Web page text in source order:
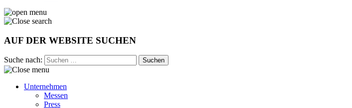
AUF DER WEBSITE SUCHEN
Suche nach:
Unternehmen
Messen
Press